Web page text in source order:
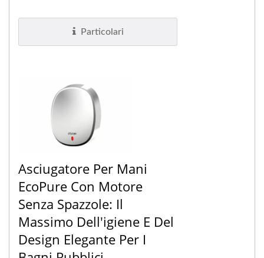
sistema...
Particolari
Asciugatore Per Mani
EcoPure Con Motore
Senza Spazzole: Il
Massimo Dell'igiene E Del
Design Elegante Per I